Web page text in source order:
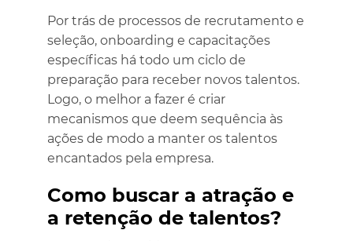
Por trás de processos de recrutamento e
seleção, onboarding e capacitações
específicas há todo um ciclo de
preparação para receber novos talentos.
Logo, o melhor a fazer é criar
mecanismos que deem sequência às
ações de modo a manter os talentos
encantados pela empresa.
Como buscar a atração e
a retenção de talentos?